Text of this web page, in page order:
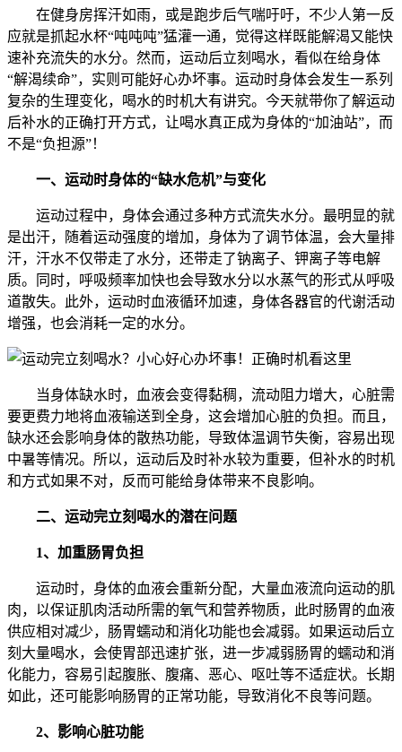
在健身房挥汗如雨，或是跑步后气喘吁吁，不少人第一反
应就是抓起水杯“吨吨吨”猛灌一通，觉得这样既能解渴又能快
速补充流失的水分。然而，运动后立刻喝水，看似在给身体
“解渴续命”，实则可能好心办坏事。运动时身体会发生一系列
复杂的生理变化，喝水的时机大有讲究。今天就带你了解运动
后补水的正确打开方式，让喝水真正成为身体的“加油站”，而
不是“负担源”！
一、运动时身体的“缺水危机”与变化
运动过程中，身体会通过多种方式流失水分。最明显的就
是出汗，随着运动强度的增加，身体为了调节体温，会大量排
汗，汗水不仅带走了水分，还带走了钠离子、钾离子等电解
质。同时，呼吸频率加快也会导致水分以水蒸气的形式从呼吸
道散失。此外，运动时血液循环加速，身体各器官的代谢活动
增强，也会消耗一定的水分。
当身体缺水时，血液会变得黏稠，流动阻力增大，心脏需
要更费力地将血液输送到全身，这会增加心脏的负担。而且，
缺水还会影响身体的散热功能，导致体温调节失衡，容易出现
中暑等情况。所以，运动后及时补水较为重要，但补水的时机
和方式如果不对，反而可能给身体带来不良影响。
二、运动完立刻喝水的潜在问题
1、加重肠胃负担
运动时，身体的血液会重新分配，大量血液流向运动的肌
肉，以保证肌肉活动所需的氧气和营养物质，此时肠胃的血液
供应相对减少，肠胃蠕动和消化功能也会减弱。如果运动后立
刻大量喝水，会使胃部迅速扩张，进一步减弱肠胃的蠕动和消
化能力，容易引起腹胀、腹痛、恶心、呕吐等不适症状。长期
如此，还可能影响肠胃的正常功能，导致消化不良等问题。
2、影响心脏功能